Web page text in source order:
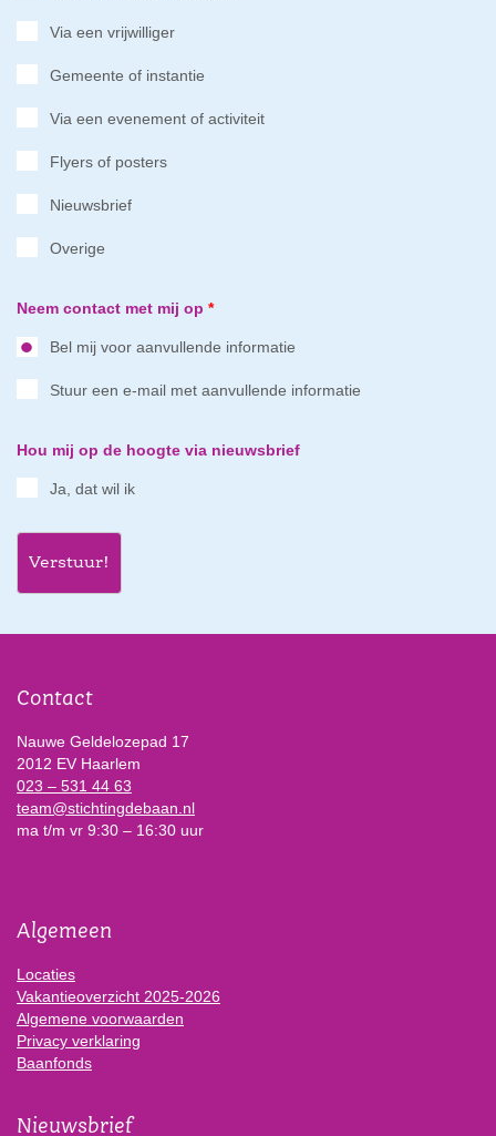
Via een vrijwilliger
Gemeente of instantie
Via een evenement of activiteit
Flyers of posters
Nieuwsbrief
Overige
Neem contact met mij op *
Bel mij voor aanvullende informatie
Stuur een e-mail met aanvullende informatie
Hou mij op de hoogte via nieuwsbrief
Ja, dat wil ik
Contact
Nauwe Geldelozepad 17
2012 EV Haarlem
023 – 531 44 63
team@stichtingdebaan.nl
ma t/m vr 9:30 – 16:30 uur
Algemeen
Locaties
Vakantieoverzicht 2025-2026
Algemene voorwaarden
Privacy verklaring
Baanfonds
Nieuwsbrief